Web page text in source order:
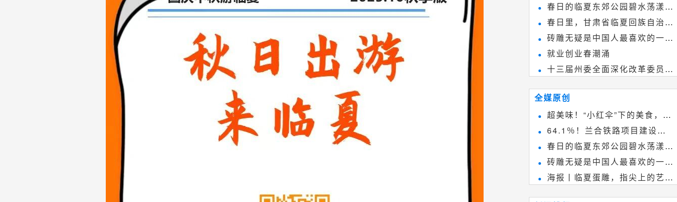
春日的临夏东郊公园碧水荡漾、
春花烂漫
春日里，甘肃省临夏回族自治州
境内的刘家峡大桥，壮观美丽!
砖雕无疑是中国人最喜欢的一种
雕刻艺术，它不仅是民间实用美术
和建筑装饰艺术的有机结合，更成
为中国建筑史上彰品东方美不可磨
就业创业春潮涌
十三届州委全面深化改革委员会
第八次会议召开
全媒原创
超美味！“小红伞”下的美食，绝
不能错过~
64.1％！兰合铁路项目建设加
速推进
春日的临夏东郊公园碧水荡漾、
春花烂漫
砖雕无疑是中国人最喜欢的一种
雕刻艺术，它不仅是民间实用美术
和建筑装饰艺术的有机结合，更成
海报丨临夏蛋雕，指尖上的艺术
~